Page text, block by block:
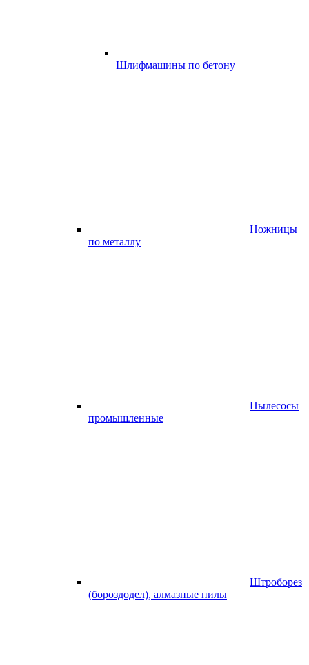
Шлифмашины по бетону
Ножницы
по металлу
Пылесосы
промышленные
Штроборез
(бороздодел), алмазные пилы